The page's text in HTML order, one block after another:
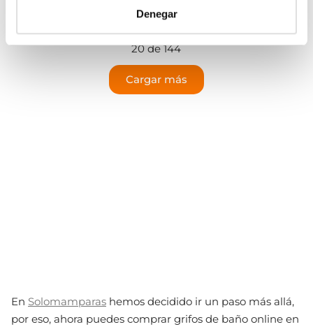
Denegar
20 de 144
Cargar más
En Solomamparas hemos decidido ir un paso más allá,
por eso, ahora puedes comprar grifos de baño online en